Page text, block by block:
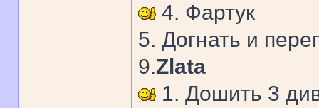
4. Фартук
5. Догнать и
9.Zlata
1. Дошить 3